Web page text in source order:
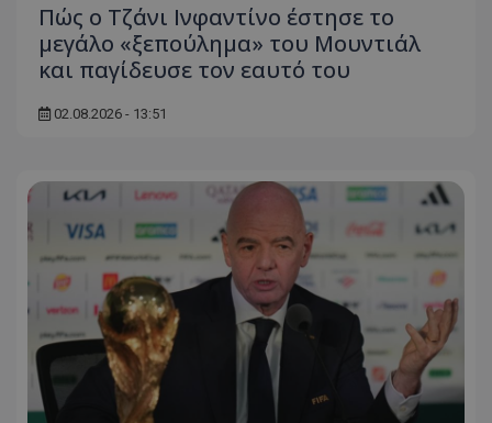
Πώς ο Τζάνι Ινφαντίνο έστησε το
μεγάλο «ξεπούλημα» του Μουντιάλ
και παγίδευσε τον εαυτό του
02.08.2026 - 13:51